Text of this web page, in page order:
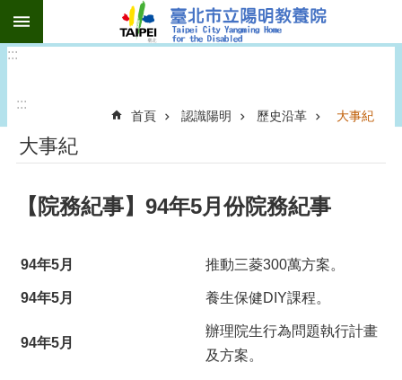
跳到主要內容區塊
:::
:::
首頁 認識陽明 歷史沿革 大事紀
大事紀
【院務紀事】94年5月份院務紀事
94年5月 推動三菱300萬方案。
94年5月 養生保健DIY課程。
94年5月
辦理院生行為問題執行計畫
及方案。